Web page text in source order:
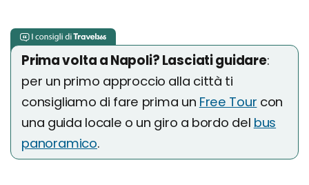
Prima volta a Napoli? Lasciati guidare:
per un primo approccio alla città ti
consigliamo di fare prima un Free Tour con
una guida locale o un giro a bordo del bus
panoramico.